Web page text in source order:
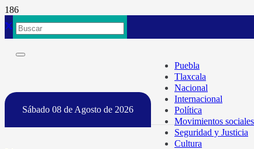
Sábado 08 de Agosto de 2026
Puebla
Tlaxcala
Nacional
Internacional
Política
Movimientos sociales
Seguridad y Justicia
Cultura